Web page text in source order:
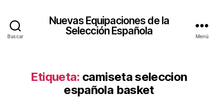
Buscar
Nuevas Equipaciones de la
Selección Española
Menú
Etiqueta: camiseta seleccion
española basket